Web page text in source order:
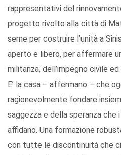
rappresentativi del
progetto rivolto alla città di
seme per costruire l’unità a
aperto e libero, per affermare
militanza, dell’impegno civile
E’ la casa – affermano – che
ragionevolmente fondare
saggezza e della speranza che
affidano. Una formazione
con tutte le discontinuità che